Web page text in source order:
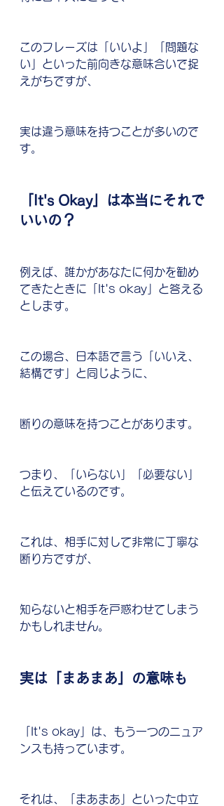
このフレーズは「いいよ」「問題な
い」といった前向きな意味合いで捉
えがちですが、
実は違う意味を持つことが多いので
す。
「It's Okay」は本当にそれで
いいの？
例えば、誰かがあなたに何かを勧め
てきたときに「It's okay」と答える
とします。
この場合、日本語で言う「いいえ、
結構です」と同じように、
断りの意味を持つことがあります。
つまり、「いらない」「必要ない」
と伝えているのです。
これは、相手に対して非常に丁寧な
断り方ですが、
知らないと相手を戸惑わせてしまう
かもしれません。
実は「まあまあ」の意味も
「It's okay」は、もう一つのニュア
ンスも持っています。
それは、「まあまあ」といった中立